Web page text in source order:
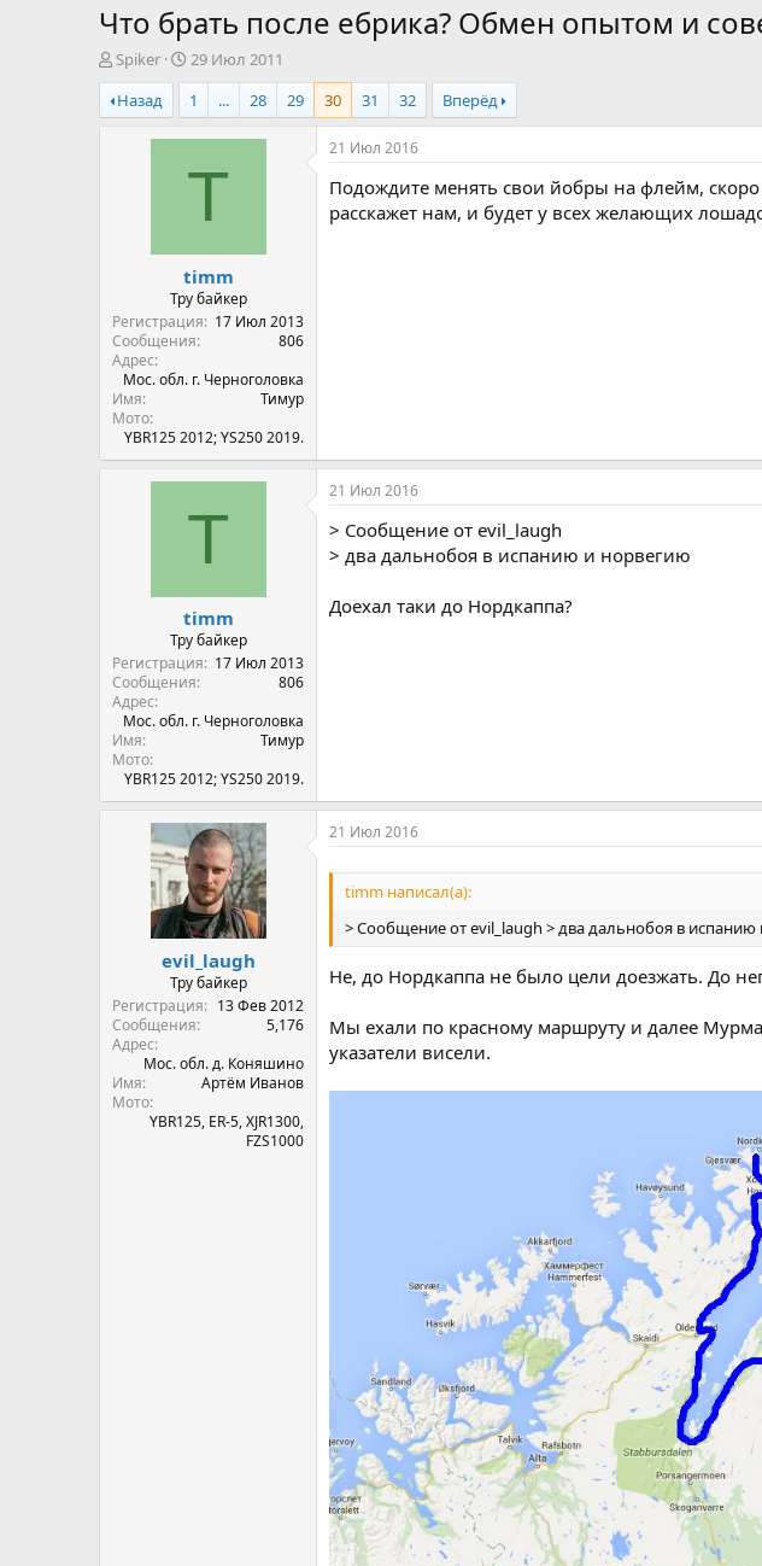
Что брать после ебрика? Обмен опытом и
А
в
т
о
Spiker
Д
а
т
а
н
а
29 Июл 2011
Назад
1 ... 28 29 30 31 32 Вперёд
T
timm
Тру байкер
Регистрация
17 Июл 2013
Сообщения
806
Адрес
Мос. обл. г. Черноголовка
Имя
Тимур
Мото
YBR125 2012; YS250 2019.
21 Июл 2016
Подождите менять свои йобры на флейм, скоро
расскажет нам, и будет у всех желающих
T
timm
Тру байкер
Регистрация
17 Июл 2013
Сообщения
806
Адрес
Мос. обл. г. Черноголовка
Имя
Тимур
Мото
YBR125 2012; YS250 2019.
21 Июл 2016
> Сообщение от evil_laugh
> два дальнобоя в испанию и норвегию
Доехал таки до Нордкаппа?
evil_laugh
Тру байкер
Регистрация
13 Фев 2012
Сообщения
5,176
Адрес
Мос. обл. д. Коняшино
Имя
Артём Иванов
Мото
YBR125, ER-5, XJR1300,
FZS1000
21 Июл 2016
timm написал(а):
> Сообщение от evil_laugh > два дальнобоя в
Не, до Нордкаппа не было цели доезжать. До
Мы ехали по красному маршруту и далее
указатели висели.